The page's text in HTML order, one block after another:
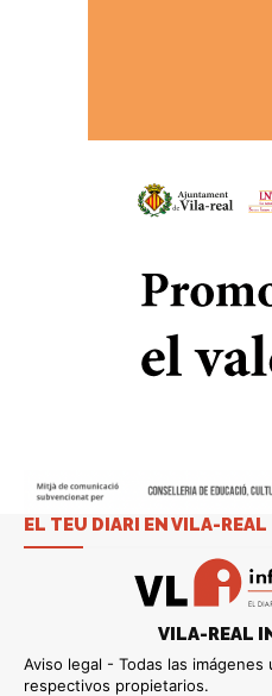
EL TEU DIARI EN VILA-REAL
VILA-REAL
Aviso legal - Todas las
respectivos propietarios.